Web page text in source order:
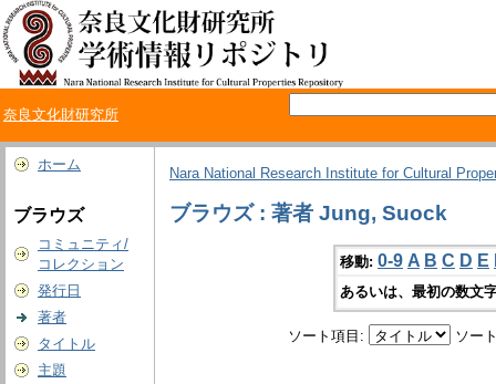
奈良文化財研究所
ホーム
ブラウズ
コミュニティ/
コレクション
発行日
著者
タイトル
主題
Nara National Research Institute for Cultural
ブラウズ : 著者 Jung, Suock
移動: 0-9 A B C D E
あるいは、最初の数文
ソート項目: ソー